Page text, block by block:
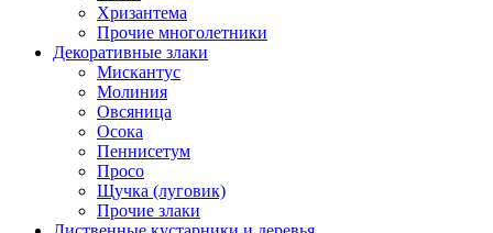
Хризантема
Прочие многолетники
Декоративные злаки
Мискантус
Молиния
Овсяница
Осока
Пеннисетум
Просо
Щучка (луговик)
Прочие злаки